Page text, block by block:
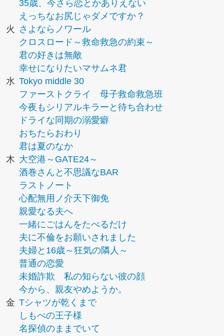
35歳、今さら恋とかありえない
えっちなお尻じゃダメですか？
火
さよならノワール
クロスロード～救命救急の約束～
君の好きは無敵
幸せになりたいマサムネ君
水 Tokyo middle 30
ファーストクライ 母子救命救急班
今夜もシリアルキラーと待ち合わせ
ドライな同期の溺愛癖
おちたらおわり
君は夏のなか
木 大空港～GATE24～
酒巻さんと不思議なBAR
ラストノート
心配無用ノ介天下御免
親愛なる夫へ
一緒にごはんをたべるだけ
夫に不倫をお願いされました
夫婦と16歳～狂気の隣人～
普通の恋愛
未婚詐欺 私の知らない彼の顔
今から、親友やめようか。
金 Tシャツが乾くまで
しもべの王子様
名探偵のままでいて